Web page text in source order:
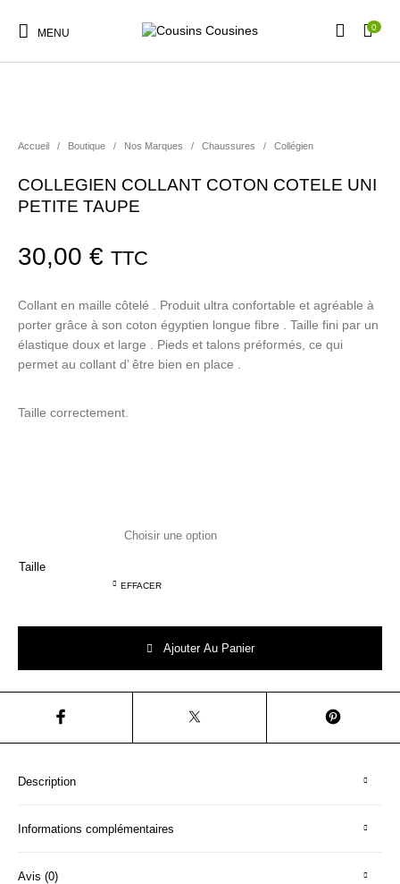
MENU 0
Accueil / Boutique / Nos Marques / Chaussures / Collégien
COLLEGIEN COLLANT COTON COTELE UNI
PETITE TAUPE
30,00€ TTC
Collant en maille côtelé . Produit ultra confortable et agréable à
porter grâce à son coton égyptien longue fibre . Taille fini par un
élastique doux et large . Pieds et talons préformés, ce qui
permet au collant d’ être bien en place .
Taille correctement.
Taille
EFFACER
Ajouter Au Panier
Description
Informations complémentaires
Avis (0)